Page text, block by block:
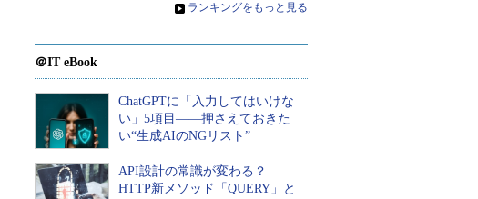
» ランキングをもっと見る
＠IT eBook
ChatGPTに「入力してはいけな
い」5項目――押さえておきた
い“生成AIのNGリスト”
API設計の常識が変わる？
HTTP新メソッド「QUERY」と